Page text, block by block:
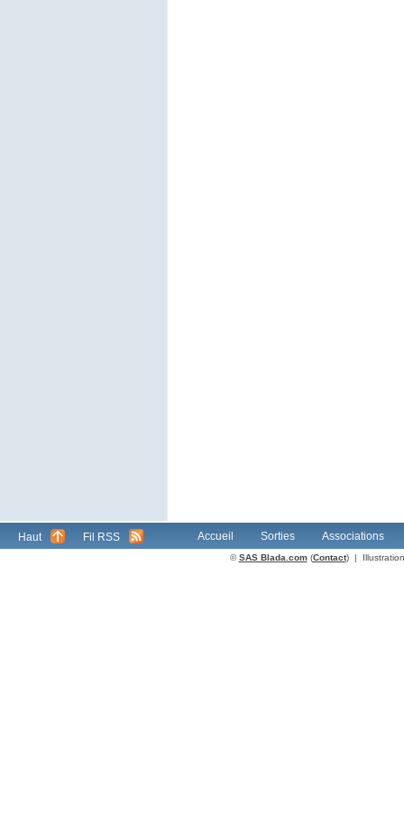
Haut Fil RSS Accueil Sorties Associations
©SAS Blada.com(Contact) |